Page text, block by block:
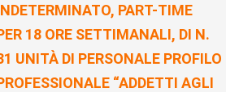
PART-TIME
18 ORE SETTIMANALI, DI N.
UNITÀ DI PERSONALE PROFILO
“ADDETTI AGLI